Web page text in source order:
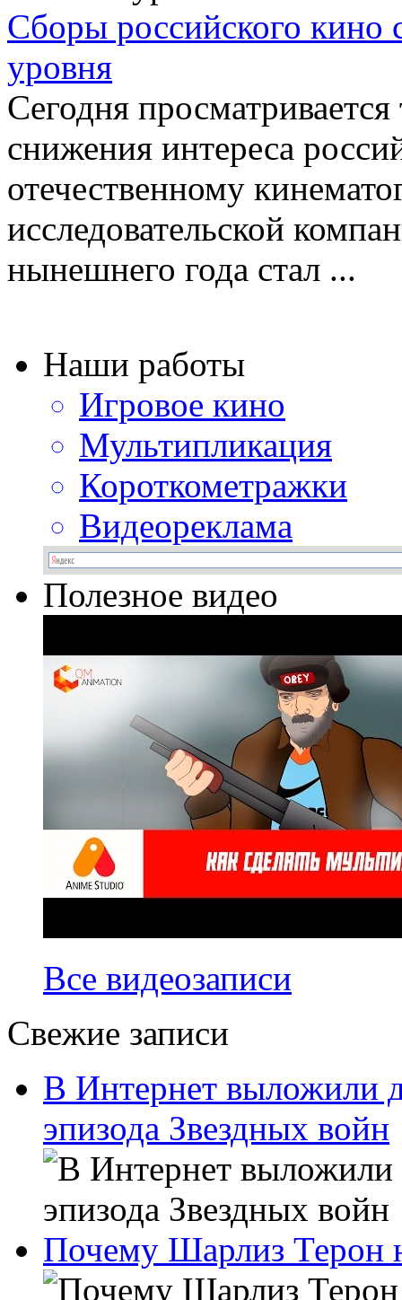
Сборы российского кино
уровня
Сегодня
снижения интереса
отечественному
исследовательской
нынешнего года стал ...
Наши работы
Игровое кино
Мультипликация
Короткометражки
Видеореклама
Полезное видео
Все видеозаписи
Свежие записи
В Интернет выложили
эпизода Звездных войн
Почему Шарлиз Терон